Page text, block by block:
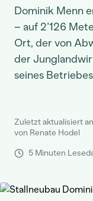
Dominik Menn
– auf 2’126
Ort, der von
der
seines
Zuletzt aktualisiert
von Renate Hodel
5 Minuten